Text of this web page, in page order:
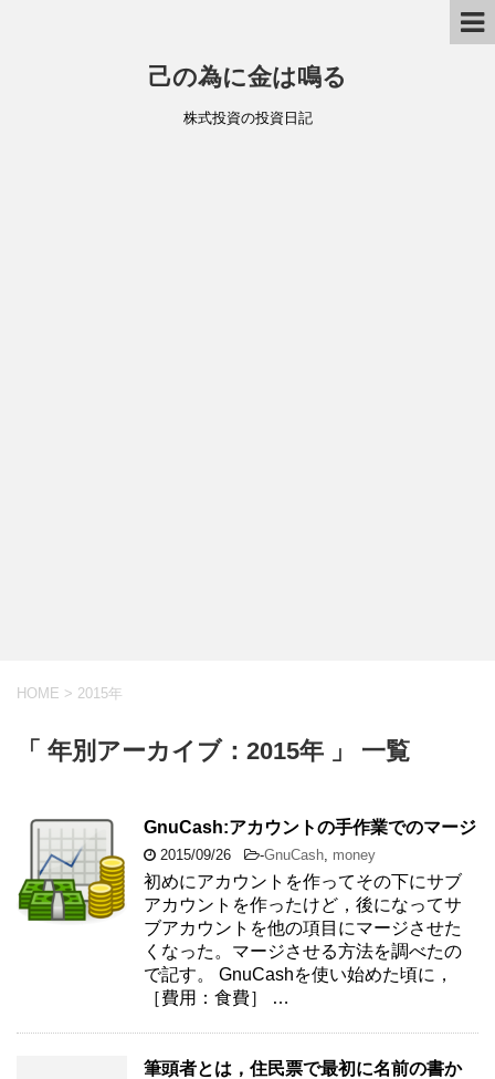
己の為に金は鳴る
株式投資の投資日記
HOME > 2015年
「 年別アーカイブ：2015年 」 一覧
GnuCash:アカウントの手作業でのマージ
2015/09/26 -GnuCash money
初めにアカウントを作ってその下にサブ
アカウントを作ったけど，後になってサ
ブアカウントを他の項目にマージさせた
くなった。マージさせる方法を調べたの
で記す。 GnuCashを使い始めた頃に，
［費用：食費］ …
筆頭者とは，住民票で最初に名前の書か